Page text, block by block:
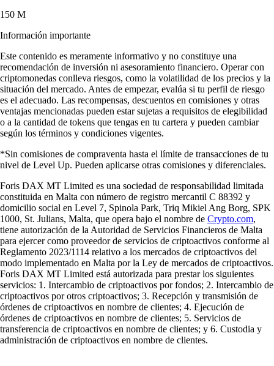
150 M
Información importante
Este contenido es meramente informativo y no constituye una
recomendación de inversión ni asesoramiento financiero. Operar con
criptomonedas conlleva riesgos, como la volatilidad de los precios y la
situación del mercado. Antes de empezar, evalúa si tu perfil de riesgo
es el adecuado. Las recompensas, descuentos en comisiones y otras
ventajas mencionadas pueden estar sujetas a requisitos de elegibilidad
o a la cantidad de tokens que tengas en tu cartera y pueden cambiar
según los términos y condiciones vigentes.
*Sin comisiones de compraventa hasta el límite de transacciones de tu
nivel de Level Up. Pueden aplicarse otras comisiones y diferenciales.
Foris DAX MT Limited es una sociedad de responsabilidad limitada
constituida en Malta con número de registro mercantil C 88392 y
domicilio social en Level 7, Spinola Park, Triq Mikiel Ang Borg, SPK
1000, St. Julians, Malta, que opera bajo el nombre de Crypto.com,
tiene autorización de la Autoridad de Servicios Financieros de Malta
para ejercer como proveedor de servicios de criptoactivos conforme al
Reglamento 2023/1114 relativo a los mercados de criptoactivos del
modo implementado en Malta por la Ley de mercados de criptoactivos.
Foris DAX MT Limited está autorizada para prestar los siguientes
servicios: 1. Intercambio de criptoactivos por fondos; 2. Intercambio de
criptoactivos por otros criptoactivos; 3. Recepción y transmisión de
órdenes de criptoactivos en nombre de clientes; 4. Ejecución de
órdenes de criptoactivos en nombre de clientes; 5. Servicios de
transferencia de criptoactivos en nombre de clientes; y 6. Custodia y
administración de criptoactivos en nombre de clientes.